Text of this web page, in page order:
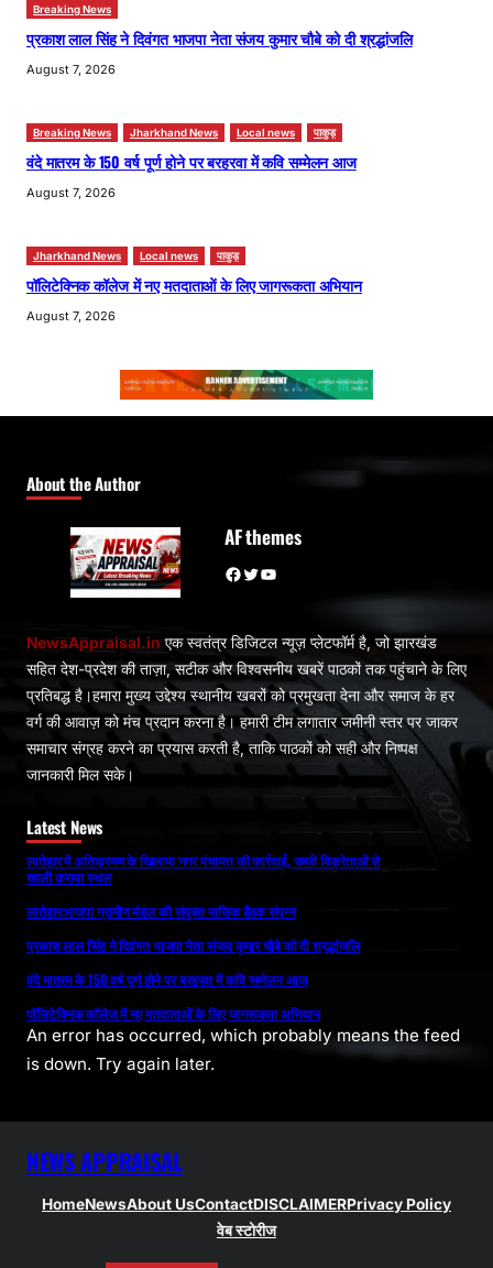
Breaking News
प्रकाश लाल सिंह ने दिवंगत भाजपा नेता संजय कुमार चौबे को दी श्रद्धांजलि
August 7, 2026
Breaking News Jharkhand News Local news पाकुड़
वंदे मातरम के 150 वर्ष पूर्ण होने पर बरहरवा में कवि सम्मेलन आज
August 7, 2026
Jharkhand News Local news पाकुड़
पॉलिटेक्निक कॉलेज में नए मतदाताओं के लिए जागरूकता अभियान
August 7, 2026
About the Author
AF themes
Facebook Twitter YouTube
NewsAppraisal.in एक स्वतंत्र डिजिटल न्यूज़ प्लेटफॉर्म है, जो झारखंड
सहित देश-प्रदेश की ताज़ा, सटीक और विश्वसनीय खबरें पाठकों तक पहुंचाने के लिए
प्रतिबद्ध है।हमारा मुख्य उद्देश्य स्थानीय खबरों को प्रमुखता देना और समाज के हर
वर्ग की आवाज़ को मंच प्रदान करना है। हमारी टीम लगातार जमीनी स्तर पर जाकर
समाचार संग्रह करने का प्रयास करती है, ताकि पाठकों को सही और निष्पक्ष
जानकारी मिल सके।
Latest News
लातेहार में अतिक्रमण के खिलाफ नगर पंचायत की कार्रवाई, सब्जी विक्रेताओं से
खाली कराया स्थल
लातेहार:भाजपा ग्रामीण मंडल की संयुक्त मासिक बैठक संपन्न
प्रकाश लाल सिंह ने दिवंगत भाजपा नेता संजय कुमार चौबे को दी श्रद्धांजलि
वंदे मातरम के 150 वर्ष पूर्ण होने पर बरहरवा में कवि सम्मेलन आज
पॉलिटेक्निक कॉलेज में नए मतदाताओं के लिए जागरूकता अभियान
An error has occurred, which probably means the feed
is down. Try again later.
NEWS APPRAISAL
HomeNewsAbout UsContactDISCLAIMERPrivacy Policy
वेब स्टोरीज